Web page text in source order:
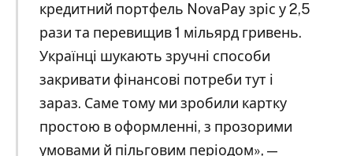
кредитний портфель NovaPay зріс у 2,5
рази та перевищив 1 мільярд гривень.
Українці шукають зручні способи
закривати фінансові потреби тут і
зараз. Саме тому ми зробили картку
простою в оформленні, з прозорими
умовами й пільговим періодом», —